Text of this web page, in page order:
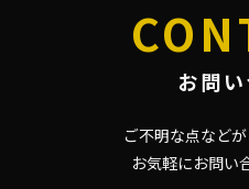
お問
ご不明な点など
お気軽にお問い